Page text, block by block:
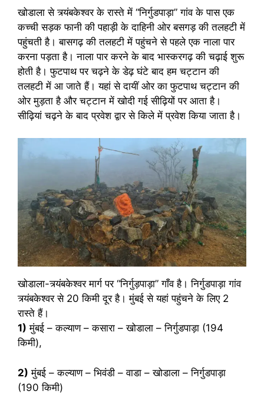
खोडाला से त्र्यंबकेश्वर के रास्ते में “निर्गुडपाड़ा” गांव के पास एक
कच्ची सड़क फानी की पहाड़ी के दाहिनी ओर बसगड़ की तलहटी में
पहुंचती है। बासगढ़ की तलहटी में पहुंचने से पहले एक नाला पार
करना पड़ता है। नाला पार करने के बाद भास्करगढ़ की चढ़ाई शुरू
होती है। फुटपाथ पर चढ़ने के डेढ़ घंटे बाद हम चट्टान की
तलहटी में आ जाते हैं। यहां से दायीं ओर का फुटपाथ चट्टान की
ओर मुड़ता है और चट्टान में खोदी गई सीढ़ियों पर आता है।
सीढ़ियां चढ़ने के बाद प्रवेश द्वार से किले में प्रवेश किया जाता है।
खोडाला-त्र्यंबकेश्वर मार्ग पर “निर्गुड़पाड़ा” गाँव है। निर्गुडपाड़ा गांव
त्र्यंबकेश्वर से 20 किमी दूर है। मुंबई से यहां पहुंचने के लिए 2
रास्ते हैं।
1) मुंबई – कल्याण – कसारा – खोडाला – निर्गुडपाड़ा (194
किमी),
2) मुंबई – कल्याण – भिवंडी – वाडा – खोडाला – निर्गुडपाड़ा
(190 किमी)